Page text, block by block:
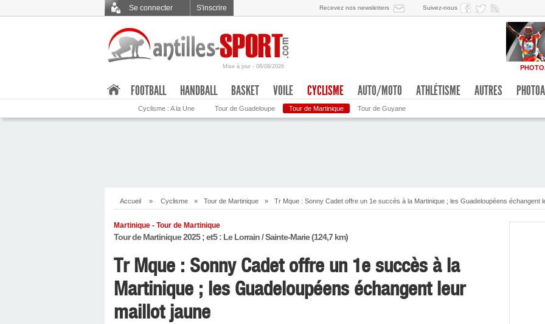
Se connecter S'inscrire Recevez nos newsletters Suivez-nous
Mise à jour - 08/08/2026
FOOTBALL HANDBALL BASKET VOILE CYCLISME
Cyclisme : A la Une Tour de Guadeloupe Tour de Martinique Tour de Guyane
AUTO/MOTO ATHLÉTISME AUTRES
Accueil » Cyclisme » Tour de Martinique » Tr Mque : Sonny Cadet offre un 1e succès à la Martinique ; les Guadeloupéens échangent
Martinique - Tour de Martinique
Tour de Martinique 2025 ; et5 : Le Lorrain / Sainte-Marie (124,7 km)
Tr Mque : Sonny Cadet offre un 1e succès à la
Martinique ; les Guadeloupéens échangent leur
maillot jaune